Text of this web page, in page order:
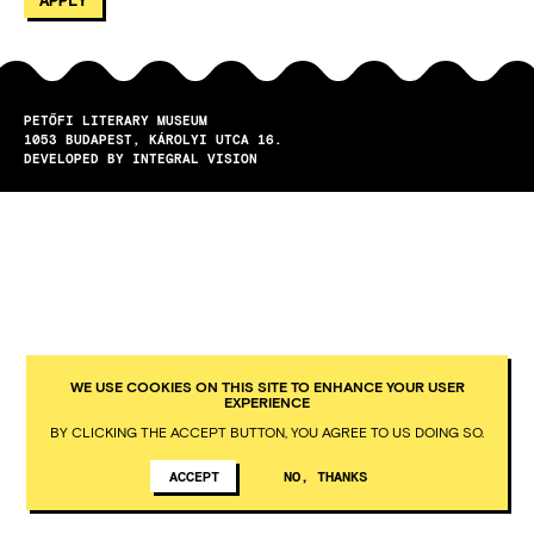
PETŐFI LITERARY MUSEUM
1053
BUDAPEST
KÁROLYI UTCA 16.
DEVELOPED BY INTEGRAL VISION
WE USE COOKIES ON THIS SITE TO ENHANCE YOUR USER
EXPERIENCE
BY CLICKING THE ACCEPT BUTTON, YOU AGREE TO US DOING SO.
ACCEPT NO, THANKS